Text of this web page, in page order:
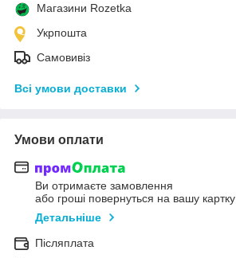
Магазини Rozetka
Укрпошта
Самовивіз
Всі умови доставки
Умови оплати
Ви отримаєте замовлення
або гроші повернуться на вашу картку
Детальніше
Післяплата